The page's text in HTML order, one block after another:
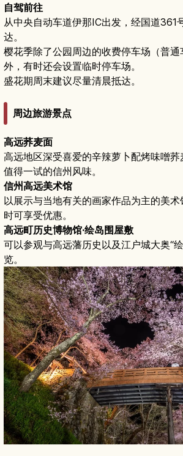
自驾前往
从中央自动车道伊那IC出发，经国道361
达。
樱花季除了公园周边的收费停车场（普通
外，有时还会设置临时停车场。
盛花期周末建议尽量清晨抵达。
周边旅游景点
高远荞麦面
高远地区深受喜爱的辛辣萝卜配烤味噌
值得一试的信州风味。
信州高远美术馆
以展示与当地有关的画家作品为主的美
时可享受优惠。
高远町历史博物馆·绘岛围屋敷
可以参观与高远藩历史以及江户城大奥“
览。